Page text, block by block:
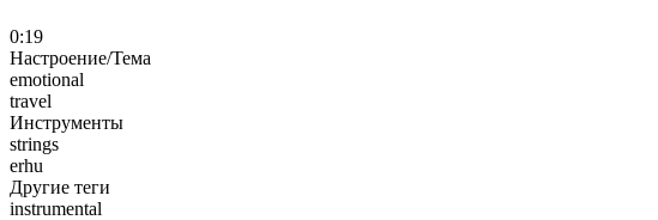
0:19
Настроение/Тема
emotional
travel
Инструменты
strings
erhu
Другие теги
instrumental